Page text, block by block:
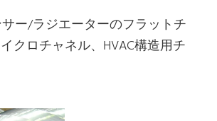
ー/ラジエーターのフラットチ
クロチャネル、HVAC構造用チ